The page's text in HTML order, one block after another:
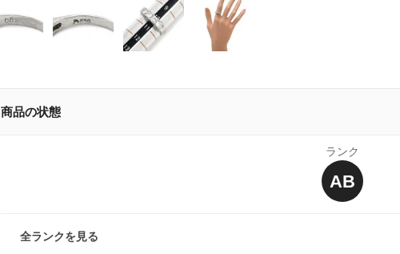
商品の状態
ランク
AB
全ランクを見る